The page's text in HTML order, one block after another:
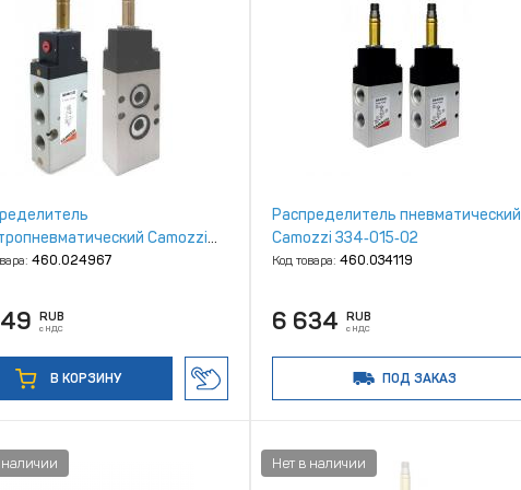
Camozzi
460.024967
RUB
с НДС
В КОРЗИНУ
Распределитель пневматический
Camozzi 334‑015‑02
Код товара: 460.034119
6 634 RUB
с НДС
ПОД ЗАКАЗ